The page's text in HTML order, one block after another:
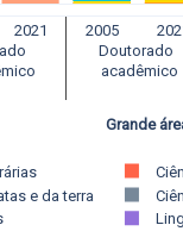
2021 2005
Doutorado
acadêmico
e da terra
Grande